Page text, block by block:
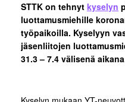
STTK on tehnyt kyselyn
luottamusmiehille
työpaikoilla. Kyselyyn
jäsenliitojen
31.3 – 7.4 välisenä